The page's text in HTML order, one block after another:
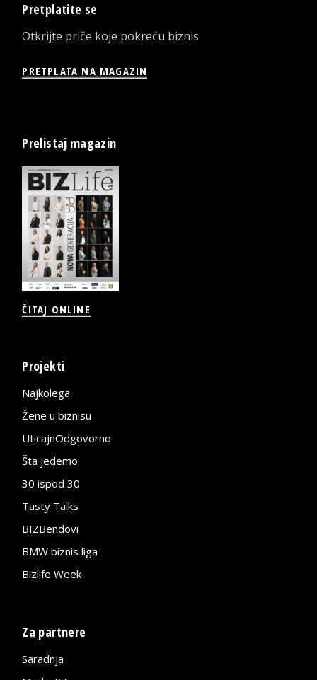
Pretplatite se
Otkrijte priče koje pokreću biznis
PRETPLATA NA MAGAZIN
Prelistaj magazin
ČITAJ ONLINE
Projekti
Najkolega
Žene u biznisu
UticajnOdgovorno
Šta jedemo
30 ispod 30
Tasty Talks
BIZBendovi
BMW biznis liga
Bizlife Week
Za partnere
Saradnja